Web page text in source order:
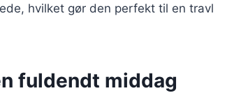
hvilket gør den perfekt til en travl
fuldendt middag